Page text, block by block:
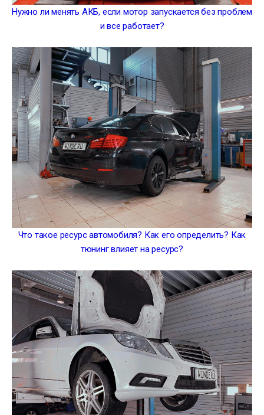
Нужно ли менять АКБ, если мотор запускается без проблем
и все работает?
Что такое ресурс автомобиля? Как его определить? Как
тюнинг влияет на ресурс?